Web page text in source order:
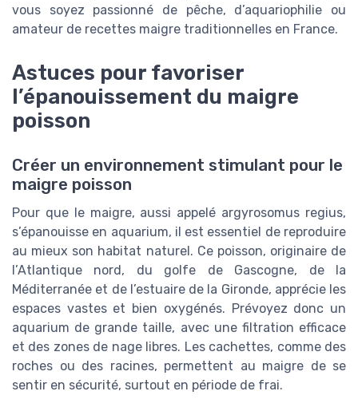
vous soyez passionné de pêche, d’aquariophilie ou
amateur de recettes maigre traditionnelles en France.
Astuces pour favoriser
l’épanouissement du maigre
poisson
Créer un environnement stimulant pour le
maigre poisson
Pour que le maigre, aussi appelé argyrosomus regius,
s’épanouisse en aquarium, il est essentiel de reproduire
au mieux son habitat naturel. Ce poisson, originaire de
l’Atlantique nord, du golfe de Gascogne, de la
Méditerranée et de l’estuaire de la Gironde, apprécie les
espaces vastes et bien oxygénés. Prévoyez donc un
aquarium de grande taille, avec une filtration efficace
et des zones de nage libres. Les cachettes, comme des
roches ou des racines, permettent au maigre de se
sentir en sécurité, surtout en période de frai.